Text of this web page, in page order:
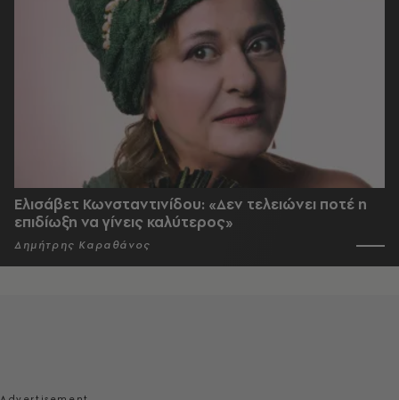
Ελισάβετ Κωνσταντινίδου: «Δεν τελειώνει ποτέ η
επιδίωξη να γίνεις καλύτερος»
Δημήτρης Καραθάνος